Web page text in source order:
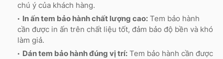
chú ý của khách hàng.
In ấn tem bảo hành chất lượng cao: Tem bảo hành
cần được in ấn trên chất liệu tốt, đảm bảo độ bền và khó
làm giả.
Dán tem bảo hành đúng vị trí: Tem bảo hành cần được